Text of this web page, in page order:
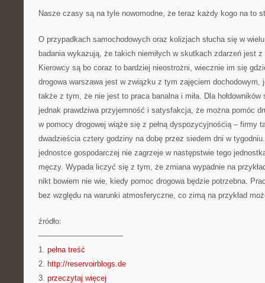
Nasze czasy są na tyle nowomodne, że teraz każdy kogo na to
O przypadkach samochodowych oraz kolizjach słucha się w
badania wykazują, że takich niemiłych w skutkach zdarzeń jest
Kierowcy są bo coraz to bardziej nieostrożni, wiecznie im się
drogowa warszawa jest w związku z tym zajęciem dochodowym,
także z tym, że nie jest to praca banalna i miła. Dla hołdowników
jednak prawdziwa przyjemność i satysfakcja, że można pomóc
w pomocy drogowej wiąże się z pełną dyspozycyjnością – firmy
dwadzieścia cztery godziny na dobę przez siedem dni w
jednostce gospodarczej nie zagrzeje w następstwie tego
męczy. Wypada liczyć się z tym, że zmiana wypadnie na
nikt bowiem nie wie, kiedy pomoc drogowa będzie potrzebna.
bez względu na warunki atmosferyczne, co zimą na przykład
źródło:
———————————
1. pełna treść
2. http://reservoirblogs.de
3. przeczytaj więcej